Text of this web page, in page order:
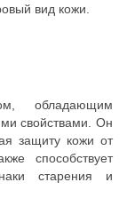
вид кожи.
обладающим
свойствами. Он
защиту кожи от
способствует
старения и